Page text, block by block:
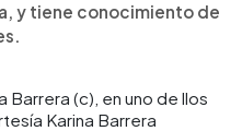
y tiene conocimiento de
Barrera (c), en uno de llos
Karina Barrera